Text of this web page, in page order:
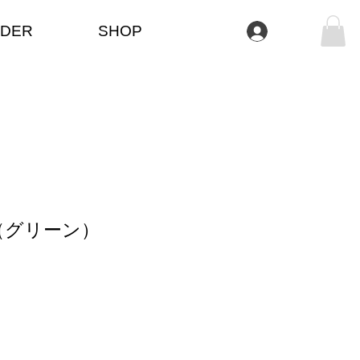
SHOP Se connecter
リーン）